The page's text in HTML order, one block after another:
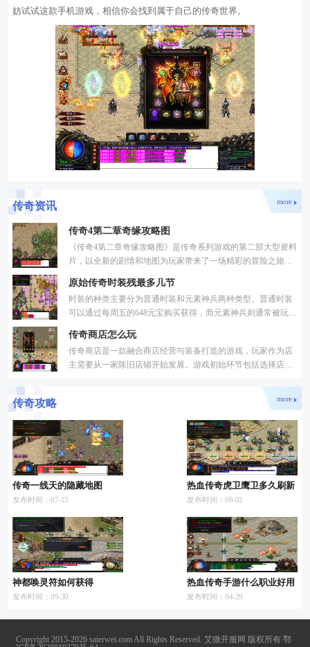
妨试试这款手机游戏，相信你会找到属于自己的传奇世界。
传奇资讯 more
传奇4第二章奇缘攻略图
《传奇4第二章奇缘攻略图》是传奇系列游戏的第二部大型资料
片，以全新的剧情和地图为玩家带来了一场精彩的冒险之旅。
原始传奇时装残最多几节
时装的种类主要分为普通时装和元素神兵两种类型。普通时装
可以通过每周五的648元宝购买获得，而元素神兵则通常被玩家
传奇商店怎么玩
传奇商店是一款融合商店经营与装备打造的游戏，玩家作为店
主需要从一家陈旧店铺开始发展。游戏初始环节包括选择店主
传奇攻略 more
传奇一线天的隐藏地图
发布时间：07-15
热血传奇虎卫鹰卫多久刷新
发布时间：08-02
神都唤灵符如何获得
发布时间：09-30
热血传奇手游什么职业好用
发布时间：04-29
Copyright 2015-2026 saierwei.com All Rights Reserved. 艾微开服网 版权所有 鄂